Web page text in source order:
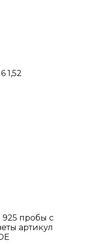
1,52
пробы с
артикул